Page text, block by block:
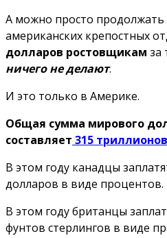
А можно просто продолжать
американских крепостных
долларов ростовщикам за
ничего не делают.
И это только в Америке.
Общая сумма мирового
составляет 315
В этом году канадцы
долларов в виде процентов.
В этом году британцы
фунтов стерлингов в виде